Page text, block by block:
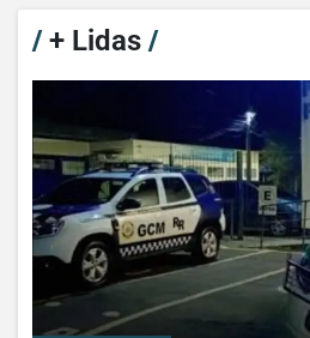
/+ Lidas /